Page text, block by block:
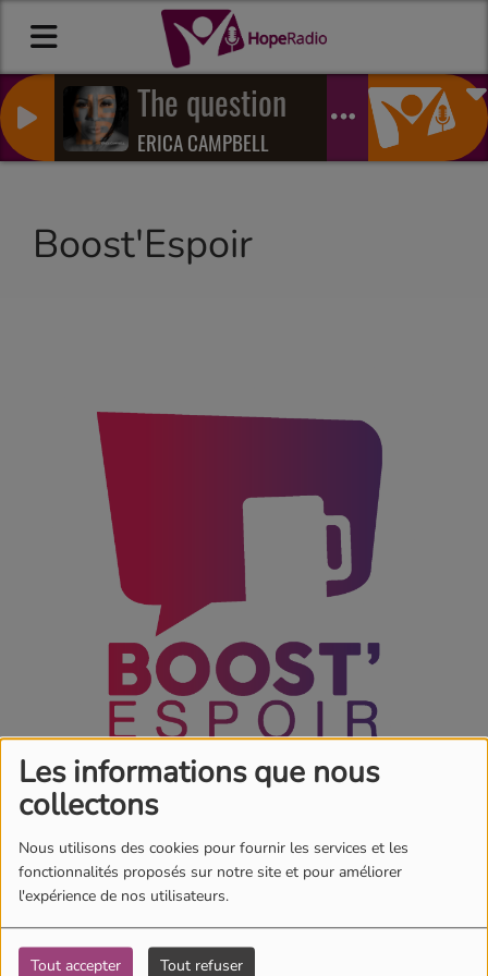
Les informations que nous
collectons
Nous utilisons des cookies pour fournir les services et les
fonctionnalités proposés sur notre site et pour améliorer
l'expérience de nos utilisateurs.
Tout accepter Tout refuser
The question
ERICA CAMPBELL
Boost'Espoir
Emission hebdomadaire pour booster ta foi, proposée par
Amandine, Marina, Myldred et leur équipe.